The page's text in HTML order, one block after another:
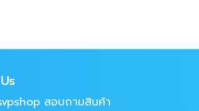
สอบถามสินค้า